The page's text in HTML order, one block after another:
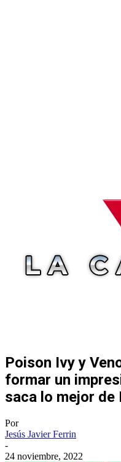
Poison Ivy y
formar un
saca lo mejor de
Por
Jesús Javier Ferrin
-
24 noviembre, 2022